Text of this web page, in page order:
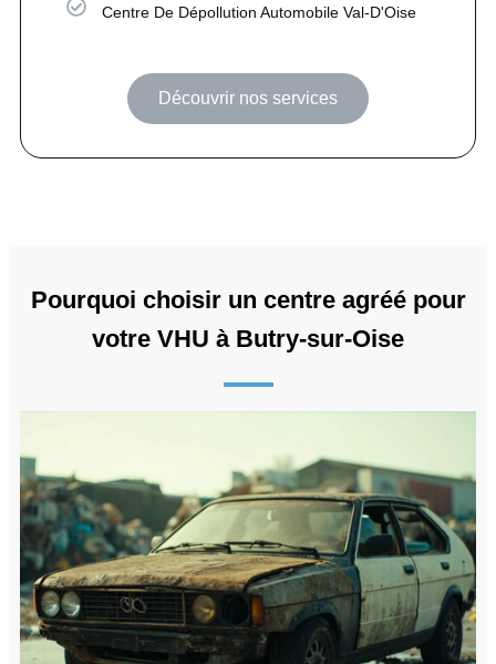
Centre De Dépollution Automobile Val-D'Oise
Découvrir nos services
Pourquoi choisir un centre agréé pour
votre VHU à Butry-sur-Oise